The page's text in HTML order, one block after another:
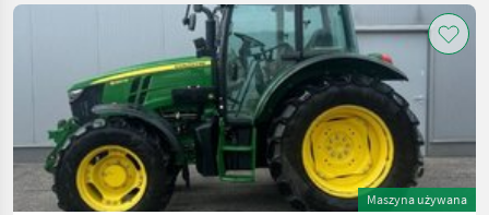
Maszyna używana